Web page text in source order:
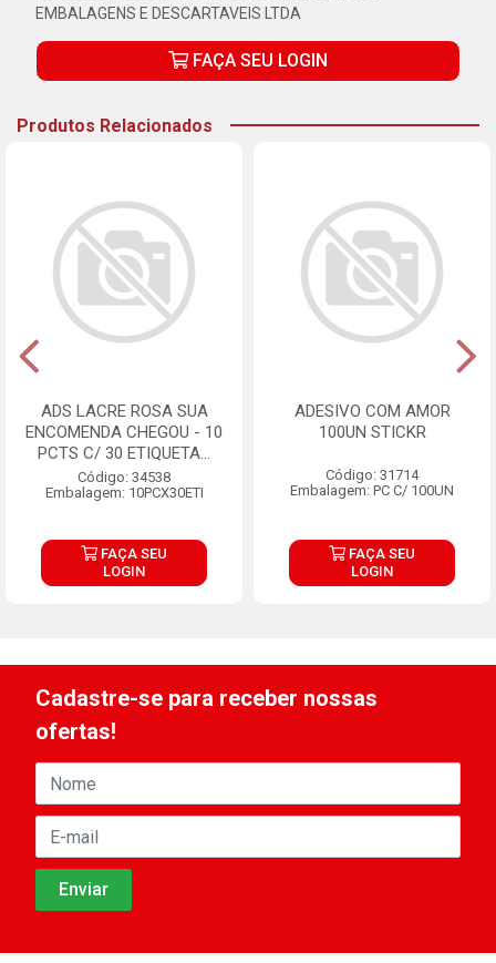
EMBALAGENS E DESCARTAVEIS LTDA
FAÇA SEU LOGIN
Produtos Relacionados
ADS LACRE ROSA SUA
ENCOMENDA CHEGOU - 10
PCTS C/ 30 ETIQUETA...
Código: 34538
Embalagem: 10PCX30ETI
FAÇA SEU
LOGIN
ADESIVO COM AMOR
100UN STICKR
Código: 31714
Embalagem: PC C/ 100UN
FAÇA SEU
LOGIN
Cadastre-se para receber nossas
ofertas!